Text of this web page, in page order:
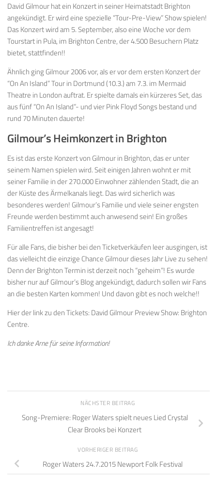
David Gilmour hat ein Konzert in seiner Heimatstadt Brighton
angekündigt. Er wird eine spezielle “Tour-Pre-View” Show spielen!
Das Konzert wird am 5. September, also eine Woche vor dem
Tourstart in Pula, im Brighton Centre, der 4.500 Besuchern Platz
bietet, stattfinden!!
Ähnlich ging Gilmour 2006 vor, als er vor dem ersten Konzert der
“On An Island” Tour in Dortmund (10.3.) am 7.3. im Mermaid
Theatre in London auftrat. Er spielte damals ein kürzeres Set, das
aus fünf “On An Island”- und vier Pink Floyd Songs bestand und
rund 70 Minuten dauerte!
Gilmour’s Heimkonzert in Brighton
Es ist das erste Konzert von Gilmour in Brighton, das er unter
seinem Namen spielen wird. Seit einigen Jahren wohnt er mit
seiner Familie in der 270.000 Einwohner zählenden Stadt, die an
der Küste des Ärmelkanals liegt. Das wird sicherlich was
besonderes werden! Gilmour’s Familie und viele seiner engsten
Freunde werden bestimmt auch anwesend sein! Ein großes
Familientreffen ist angesagt!
Für alle Fans, die bisher bei den Ticketverkäufen leer ausgingen, ist
das vielleicht die einzige Chance Gilmour dieses Jahr Live zu sehen!
Denn der Brighton Termin ist derzeit noch “geheim”! Es wurde
bisher nur auf Gilmour’s Blog angekündigt, dadurch sollen wir Fans
an die besten Karten kommen! Und davon gibt es noch welche!!
Hier der link zu den Tickets: David Gilmour Preview Show: Brighton
Centre.
Ich danke Arne für seine Information!
NÄCHSTER BEITRAG
Song-Premiere: Roger Waters spielt neues Lied Crystal
Clear Brooks bei Konzert
VORHERIGER BEITRAG
Roger Waters 24.7.2015 Newport Folk Festival